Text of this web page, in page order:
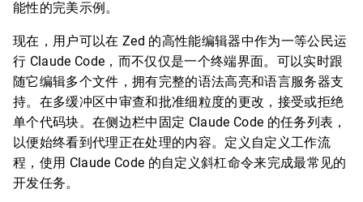
能性的完美示例。
现在，用户可以在 Zed 的高性能编辑器中作为一等公民运
行 Claude Code，而不仅仅是一个终端界面。可以实时跟
随它编辑多个文件，拥有完整的语法高亮和语言服务器支
持。在多缓冲区中审查和批准细粒度的更改，接受或拒绝
单个代码块。在侧边栏中固定 Claude Code 的任务列表，
以便始终看到代理正在处理的内容。定义自定义工作流
程，使用 Claude Code 的自定义斜杠命令来完成最常见的
开发任务。